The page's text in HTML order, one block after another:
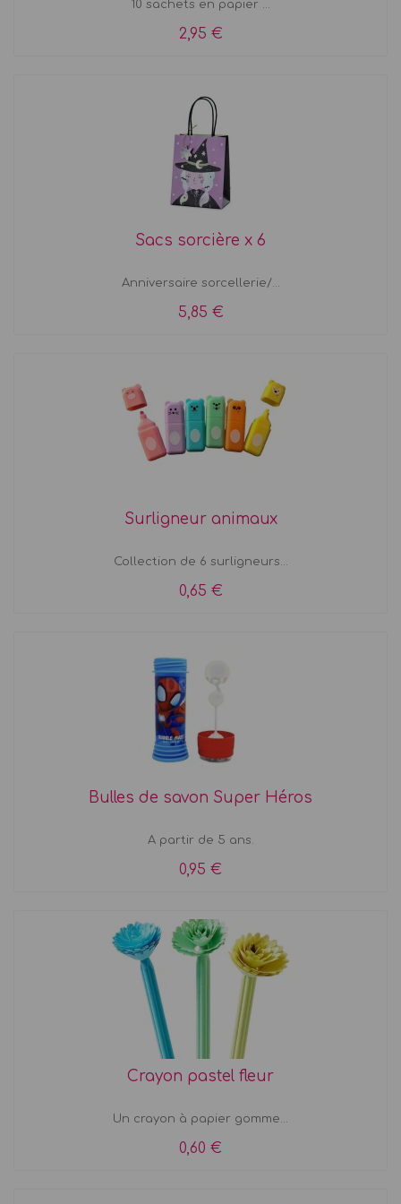
10 sachets en papier ...
2,95 €
Sacs sorcière x 6
Anniversaire sorcellerie/...
5,85 €
Surligneur animaux
Collection de 6 surligneurs...
0,65 €
Bulles de savon Super Héros
A partir de 5 ans.
0,95 €
Crayon pastel fleur
Un crayon à papier gomme...
0,60 €